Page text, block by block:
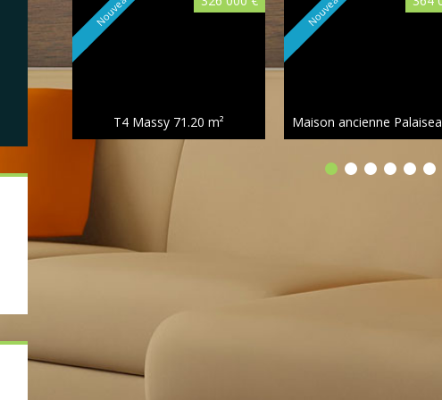
T4 Massy 71.20 m²